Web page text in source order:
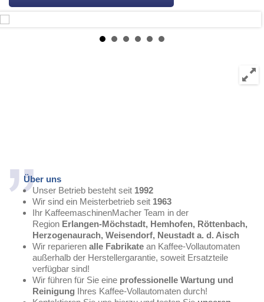
Über uns
Unser Betrieb besteht seit 1992
Wir sind ein Meisterbetrieb seit 1963
Ihr KaffeemaschinenMacher Team in der
Region Erlangen-Möchstadt, Hemhofen, Röttenbach,
Herzogenaurach, Weisendorf, Neustadt a. d. Aisch
Wir reparieren alle Fabrikate an Kaffee-Vollautomaten
außerhalb der Herstellergarantie, soweit Ersatzteile
verfügbar sind!
Wir führen für Sie eine professionelle Wartung und
Reinigung Ihres Kaffee-Vollautomaten durch!